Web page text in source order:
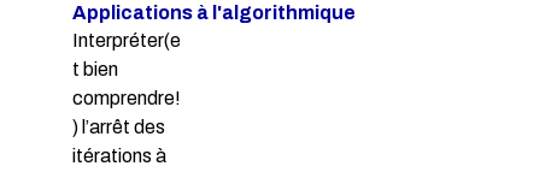
Applications à l'algorithmique
Interpréter(e
t bien
comprendre!
) l’arrêt des
itérations à